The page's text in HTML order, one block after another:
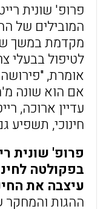
פרופ' שונית
המובילים של
מקדמת במשך
לטיפול בבעלי
אומרת,
אם הוא שונה
עדיין ארוכה,
חינוכי, תשפיע
פרופ' שונית
בפקולטה
עיצבה את
ההגות והמחקר